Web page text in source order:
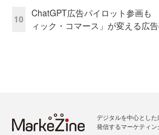
10
ChatGPT広告パイロット参画
ィック・コマース」が変える広
デジタルを中心とし
発信するマーケティン